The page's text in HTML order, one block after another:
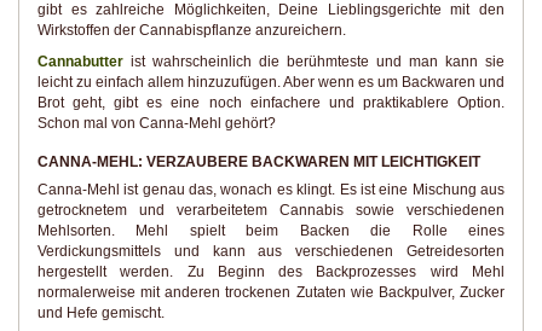
gibt es zahlreiche Möglichkeiten, Deine Lieblingsgerichte mit den
Wirkstoffen der Cannabispflanze anzureichern.
Cannabutter ist wahrscheinlich die berühmteste und man kann sie
leicht zu einfach allem hinzuzufügen. Aber wenn es um Backwaren und
Brot geht, gibt es eine noch einfachere und praktikablere Option.
Schon mal von Canna-Mehl gehört?
CANNA-MEHL: VERZAUBERE BACKWAREN MIT LEICHTIGKEIT
Canna-Mehl ist genau das, wonach es klingt. Es ist eine Mischung aus
getrocknetem und verarbeitetem Cannabis sowie verschiedenen
Mehlsorten. Mehl spielt beim Backen die Rolle eines
Verdickungsmittels und kann aus verschiedenen Getreidesorten
hergestellt werden. Zu Beginn des Backprozesses wird Mehl
normalerweise mit anderen trockenen Zutaten wie Backpulver, Zucker
und Hefe gemischt.